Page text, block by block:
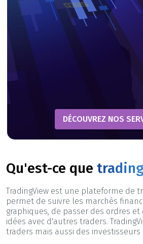
DÉCOUVREZ NOS
Qu'est-ce que
TradingView est une plateforme de
permet de suivre les marchés
graphiques, de passer des ordres et
idées avec d'autres traders.
traders mais aussi des